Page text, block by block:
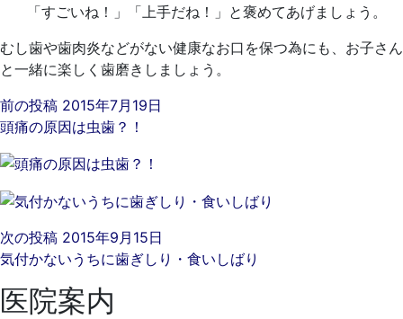
「すごいね！」「上手だね！」と褒めてあげましょう。
むし歯や歯肉炎などがない健康なお口を保つ為にも、お子さん
と一緒に楽しく歯磨きしましょう。
前の投稿 2015年7月19日
頭痛の原因は虫歯？！
次の投稿 2015年9月15日
気付かないうちに歯ぎしり・食いしばり
医院案内